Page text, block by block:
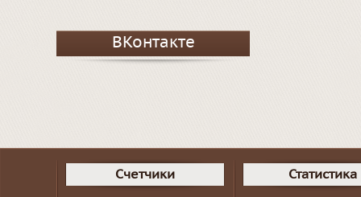
ВКонтакте
Счетчики Статистика